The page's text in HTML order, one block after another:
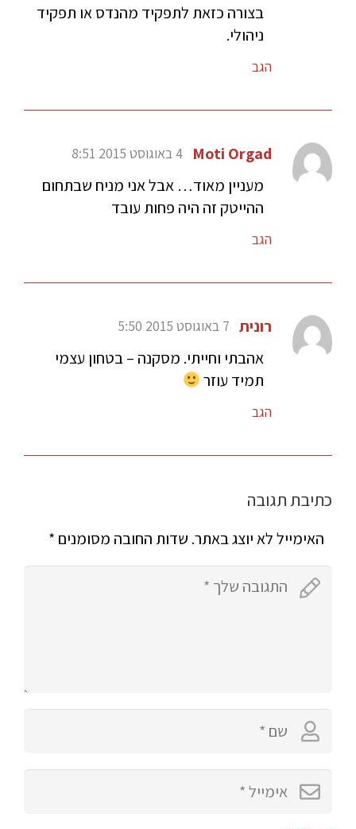
בצורה כזאת לתפקיד מהנדס או תפקיד
ניהולי.
הגב
Moti Orgad 4 באוגוסט 2015 8:51
מעניין מאוד… אבל אני מניח שבתחום
ההייטק זה היה פחות עובד
הגב
רונית 7 באוגוסט 2015 5:50
אהבתי וחייתי. מסקנה – בטחון עצמי
תמיד עוזר
הגב
כתיבת תגובה
האימייל לא יוצג באתר. שדות החובה מסומנים *